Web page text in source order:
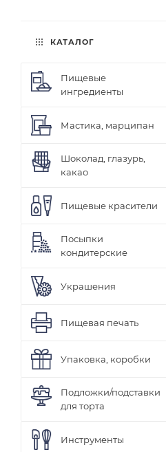
КАТАЛОГ
Пищевые
ингредиенты
Мастика, марципан
Шоколад, глазурь,
какао
Пищевые красители
Посыпки
кондитерские
Украшения
Пищевая печать
Упаковка, коробки
Подложки/подставки
для торта
Инструменты